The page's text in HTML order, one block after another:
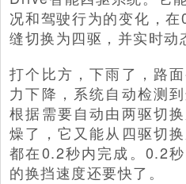
况和驾驶行为的变化，
缝切换为四驱，并实时动
打个比方，下雨了，路
力下降，系统自动检测
根据需要自动由两驱切
燥了，它又能从四驱切
都在0.2秒内完成。0.2
的换挡速度还要快了。